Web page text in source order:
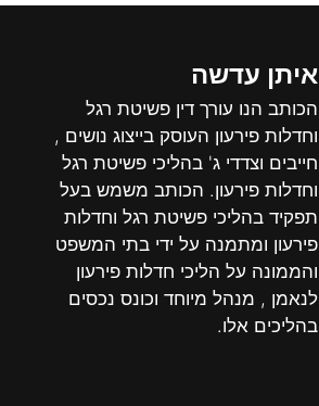
איתן עדשה
הכותב הנו עורך דין פשיטת רגל
וחדלות פירעון העוסק בייצוג נושים ,
חייבים וצדדי ג' בהליכי פשיטת רגל
וחדלות פירעון. הכותב משמש בעל
תפקיד בהליכי פשיטת רגל וחדלות
פירעון ומתמנה על ידי בתי המשפט
והממונה על הליכי חדלות פירעון
לנאמן , מנהל מיוחד וכונס נכסים
בהליכים אלו.